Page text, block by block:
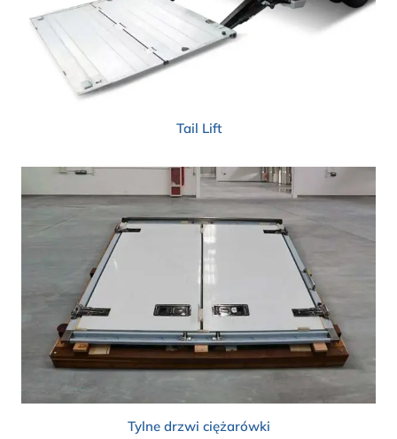
Tail Lift
Tylne drzwi ciężarówki